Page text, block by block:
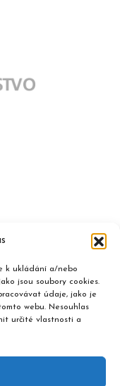
k ukládání a/nebo
jsou soubory cookies.
údaje, jako je
webu. Nesouhlas
určité vlastnosti a